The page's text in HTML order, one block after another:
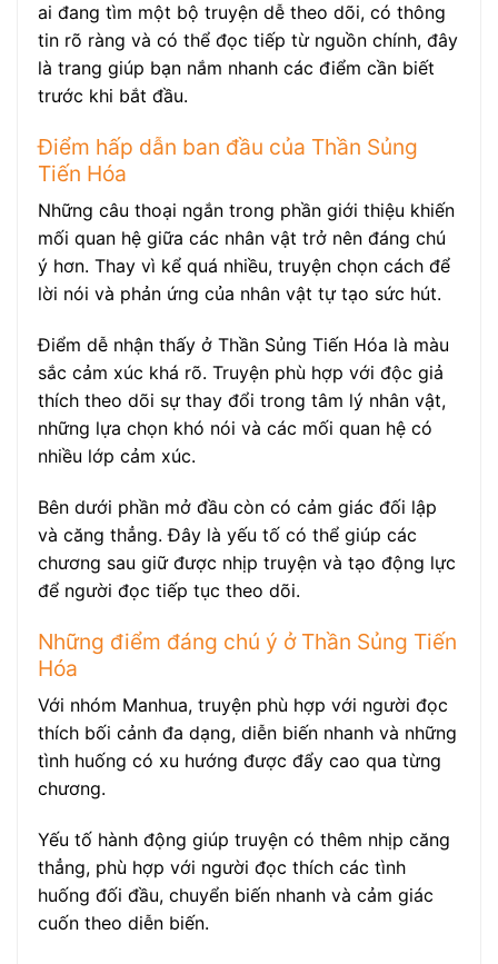
ai đang tìm một bộ truyện dễ theo dõi, có thông
tin rõ ràng và có thể đọc tiếp từ nguồn chính, đây
là trang giúp bạn nắm nhanh các điểm cần biết
trước khi bắt đầu.
Điểm hấp dẫn ban đầu của Thần Sủng
Tiến Hóa
Những câu thoại ngắn trong phần giới thiệu khiến
mối quan hệ giữa các nhân vật trở nên đáng chú
ý hơn. Thay vì kể quá nhiều, truyện chọn cách để
lời nói và phản ứng của nhân vật tự tạo sức hút.
Điểm dễ nhận thấy ở Thần Sủng Tiến Hóa là màu
sắc cảm xúc khá rõ. Truyện phù hợp với độc giả
thích theo dõi sự thay đổi trong tâm lý nhân vật,
những lựa chọn khó nói và các mối quan hệ có
nhiều lớp cảm xúc.
Bên dưới phần mở đầu còn có cảm giác đối lập
và căng thẳng. Đây là yếu tố có thể giúp các
chương sau giữ được nhịp truyện và tạo động lực
để người đọc tiếp tục theo dõi.
Những điểm đáng chú ý ở Thần Sủng Tiến
Hóa
Với nhóm Manhua, truyện phù hợp với người đọc
thích bối cảnh đa dạng, diễn biến nhanh và những
tình huống có xu hướng được đẩy cao qua từng
chương.
Yếu tố hành động giúp truyện có thêm nhịp căng
thẳng, phù hợp với người đọc thích các tình
huống đối đầu, chuyển biến nhanh và cảm giác
cuốn theo diễn biến.